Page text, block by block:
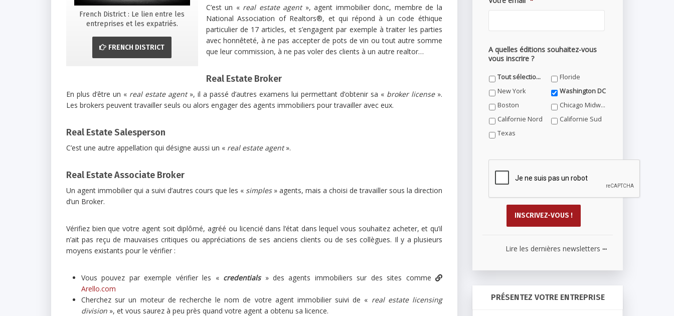
French District : Le lien entre les
entreprises et les expatriés.
FRENCH DISTRICT
C’est un « real estate agent», agent immobilier donc, membre de la
National Association of Realtors®, et qui répond à un code éthique
particulier de 17 articles, et s’engagent par exemple à traiter les parties
avec honnêteté, à ne pas accepter de pots de vin ou tout autre somme
que leur commission, à ne pas voler des clients à un autre realtor…
Real Estate Broker
En plus d’être un « real estate agent», il a passé d’autres examens lui permettant d’obtenir sa « broker license».
Les brokers peuvent travailler seuls ou alors engager des agents immobiliers pour travailler avec eux.
Real Estate Salesperson
C’est une autre appellation qui désigne aussi un « real estate agent».
Real Estate Associate Broker
Un agent immobilier qui a suivi d’autres cours que les « simples» agents, mais a choisi de travailler sous la direction
d’un Broker.
Vérifiez bien que votre agent soit diplômé, agréé ou licencié dans l’état dans lequel vous souhaitez acheter, et qu’il
n’ait pas reçu de mauvaises critiques ou appréciations de ses anciens clients ou de ses collègues. Il y a plusieurs
moyens existants pour le vérifier :
Vous pouvez par exemple vérifier les « credentials » des agents immobiliers sur des sites comme
Arello.com
Cherchez sur un moteur de recherche le nom de votre agent immobilier suivi de « real estate licensing
division », et vous saurez à peu près quand votre agent a obtenu sa licence.
A quelles éditions souhaitez-vous
vous inscrire ?
Tout sélectionner
Floride
New York
Washington DC
Boston
Chicago Midwest
Californie Nord
Californie Sud
Texas
Lire les dernières newsletters ...
PRÉSENTEZ VOTRE ENTREPRISE